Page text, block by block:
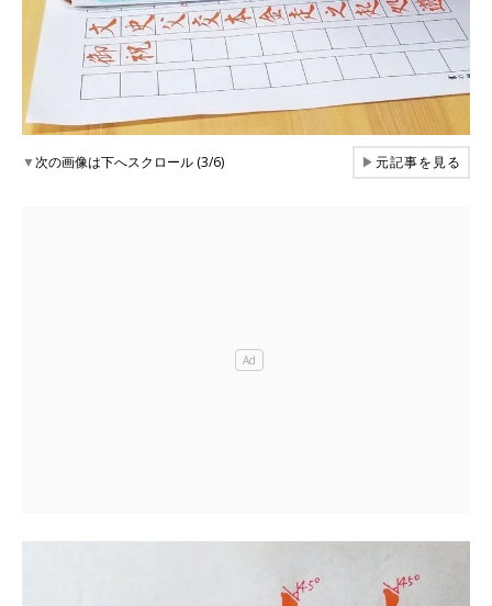
▼次の画像は下へスクロール (3/6) ▶元記事を見る